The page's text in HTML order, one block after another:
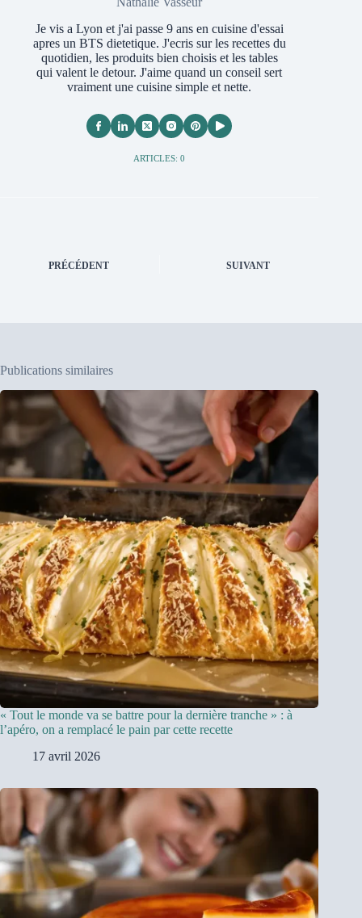
Je vis a Lyon et j'ai passe 9 ans en cuisine d'essai
apres un BTS dietetique. J'ecris sur les recettes du
quotidien, les produits bien choisis et les tables
qui valent le detour. J'aime quand un conseil sert
vraiment une cuisine simple et nette.
ARTICLES: 0
PRÉCÉDENT SUIVANT
Publications similaires
« Tout le monde va se battre pour la dernière tranche » : à
l’apéro, on a remplacé le pain par cette recette
17 avril 2026